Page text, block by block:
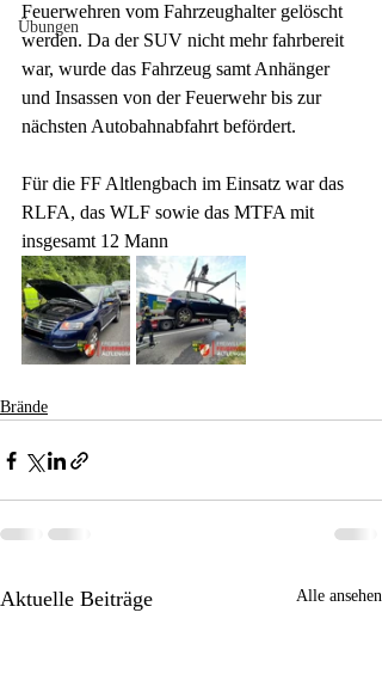
Übungen
Feuerwehren vom Fahrzeughalter gelöscht
werden. Da der SUV nicht mehr fahrbereit
war, wurde das Fahrzeug samt Anhänger
und Insassen von der Feuerwehr bis zur
nächsten Autobahnabfahrt befördert.
Für die FF Altlengbach im Einsatz war das
RLFA, das WLF sowie das MTFA mit
insgesamt 12 Mann
Brände
Aktuelle Beiträge Alle ansehen